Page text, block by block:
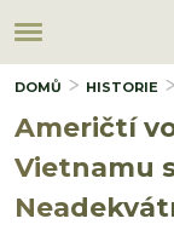
DOMŮ HISTORIE
Američtí
Vietnamu